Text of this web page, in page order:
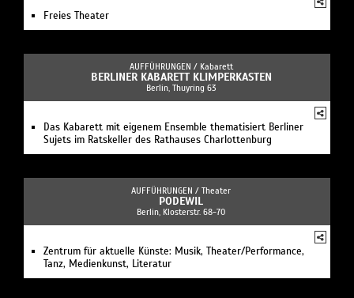
Freies Theater
AUFFÜHRUNGEN / Kabarett
BERLINER KABARETT KLIMPERKASTEN
Berlin, Thuyring 63
Das Kabarett mit eigenem Ensemble thematisiert Berliner
Sujets im Ratskeller des Rathauses Charlottenburg
AUFFÜHRUNGEN / Theater
PODEWIL
Berlin, Klosterstr. 68-70
Zentrum für aktuelle Künste: Musik, Theater/Performance,
Tanz, Medienkunst, Literatur